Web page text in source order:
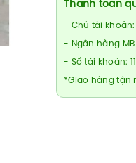
Thanh toán
- Chủ tài
- Ngân hàng
- Số tài khoản:
*Giao hàng tận